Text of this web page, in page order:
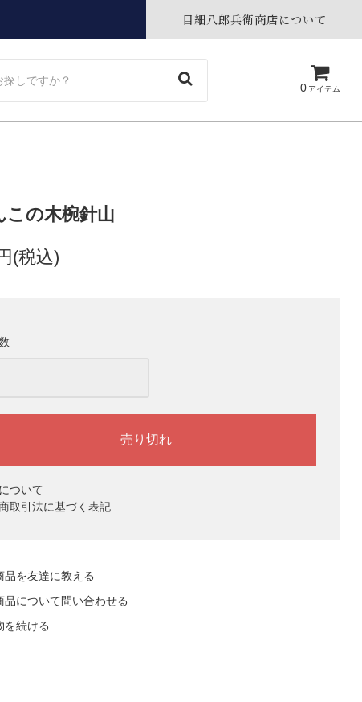
目細八郎兵衛商店について
0 アイテム
この木椀針山
(税込)
ついて
取引法に基づく表記
品を友達に教える
品について問い合わせる
を続ける